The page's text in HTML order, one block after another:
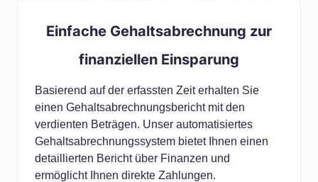
Einfache Gehaltsabrechnung zur
finanziellen Einsparung
Basierend auf der erfassten Zeit erhalten Sie
einen Gehaltsabrechnungsbericht mit den
verdienten Beträgen. Unser automatisiertes
Gehaltsabrechnungssystem bietet Ihnen einen
detaillierten Bericht über Finanzen und
ermöglicht Ihnen direkte Zahlungen.